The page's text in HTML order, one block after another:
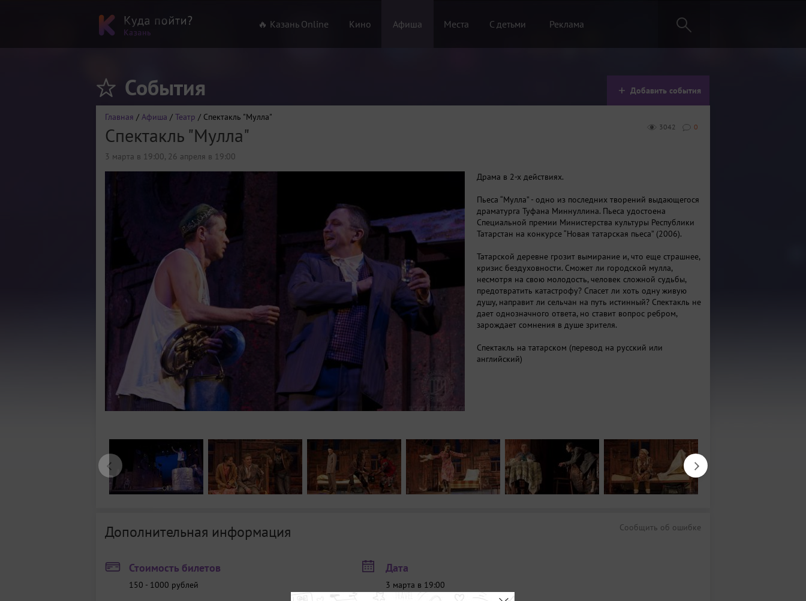
🔥 Казань Online Кино Афиша Места С детьми Реклама
События Добавить события
Главная / Афиша / Театр / Спектакль "Мулла"
0
3042
Спектакль "Мулла"
3 марта в 19:00, 26 апреля в 19:00
Драма в 2-х действиях.
Пьеса “Мулла” - одно из последних творений выдающегося
драматурга Туфана Миннуллина. Пьеса удостоена
Специальной премии Министерства культуры Республики
Татарстан на конкурсе “Новая татарская пьеса” (2006).
Татарской деревне грозит вымирание и, что еще страшнее,
кризис бездуховности. Сможет ли городской мулла,
несмотря на свою молодость, человек сложной судьбы,
предотвратить катастрофу? Спасет ли хоть одну живую
душу, направит ли сельчан на путь истинный? Спектакль не
дает однозначного ответа, но ставит вопрос ребром,
зарождает сомнения в душе зрителя.
Спектакль на татарском (перевод на русский или
английский)
Сообщить об ошибке
Дополнительная информация
Стоимость билетов
150 - 1000 рублей
Дата
3 марта в 19:00